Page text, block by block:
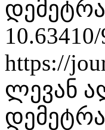
https://
ლევან